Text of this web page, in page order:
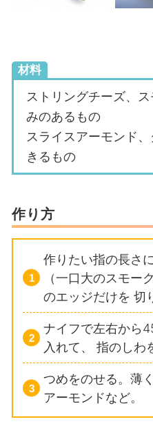
材料
ストリングチーズ、
みのあるもの
スライスアーモンド
きるもの
作り方
作りたい指の長さ
（一口大のスモー
のエッジだけを 切
ナイフで左右から
入れて、
指のしわ
つめをのせる。薄
アーモンドなど。